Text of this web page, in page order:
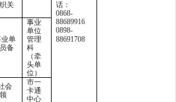
话：
0868-
88689916
0898-
88691708
关
业单
备
事业
单位
管理
科
（牵
头单
位）
会
市一
卡通
中心